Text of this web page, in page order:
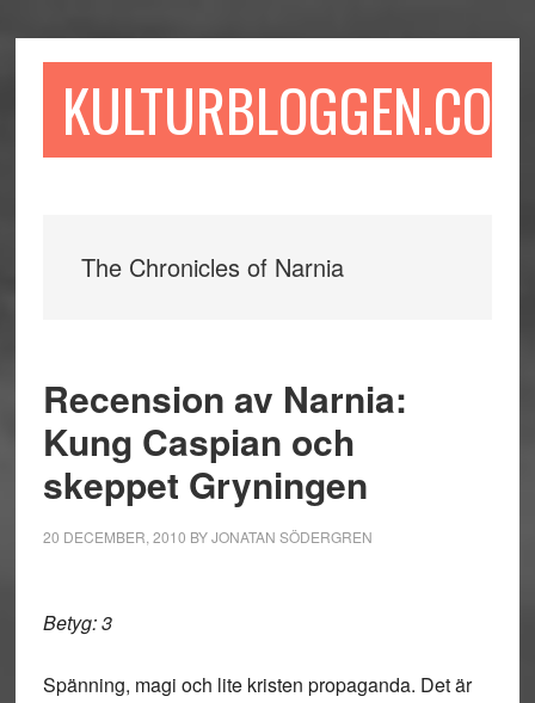
till
till
sidofältet
till
KULTURBLOGGEN.COM
The Chronicles of Narnia
Recension av Narnia:
Kung Caspian och
skeppet Gryningen
20 DECEMBER, 2010 BYJONATAN SÖDERGREN
Betyg: 3
Spänning, magi och lite kristen propaganda. Det är